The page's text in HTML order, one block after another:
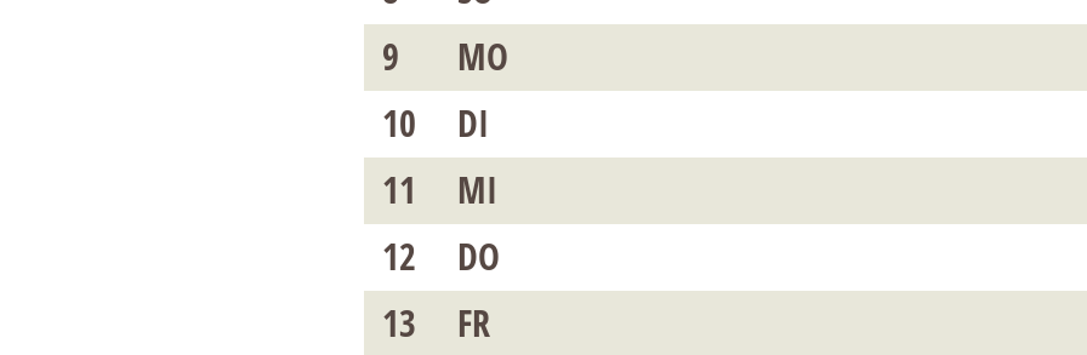
9
MO
10
DI
11
MI
12
DO
13
FR